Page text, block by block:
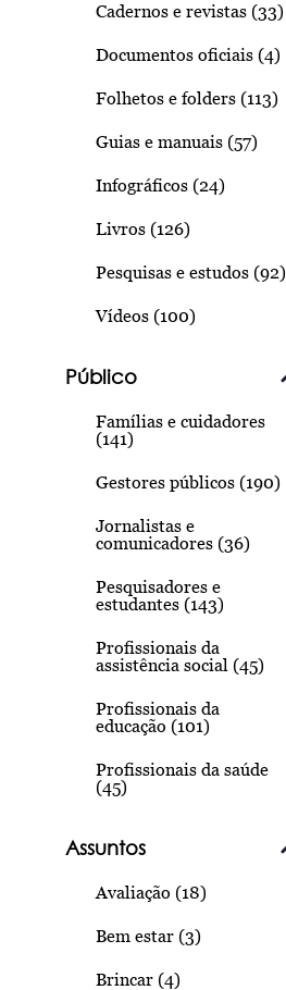
Cadernos e revistas (33)
Documentos oficiais (4)
Folhetos e folders (113)
Guias e manuais (57)
Infográficos (24)
Livros (126)
Pesquisas e estudos (92)
Vídeos (100)
Público
Famílias e cuidadores
(141)
Gestores públicos (190)
Jornalistas e
comunicadores (36)
Pesquisadores e
estudantes (143)
Profissionais da
assistência social (45)
Profissionais da
educação (101)
Profissionais da saúde
(45)
Assuntos
Avaliação (18)
Bem estar (3)
Brincar (4)